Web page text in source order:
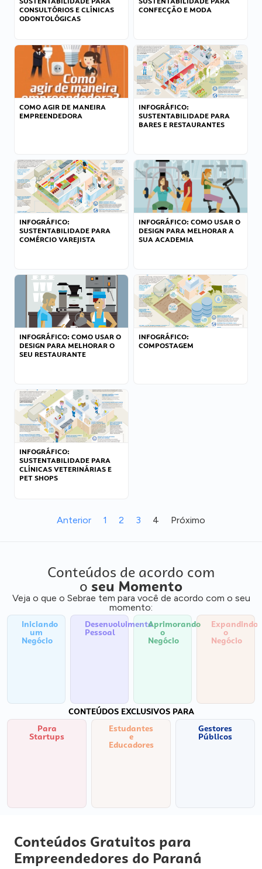
CONSULTÓRIOS E CLÍNICAS
ODONTOLÓGICAS
CONFECÇÃO E MODA
COMO AGIR DE MANEIRA
EMPREENDEDORA
INFOGRÁFICO:
SUSTENTABILIDADE PARA
BARES E RESTAURANTES
INFOGRÁFICO:
SUSTENTABILIDADE PARA
COMÉRCIO VAREJISTA
INFOGRÁFICO: COMO USAR O
DESIGN PARA MELHORAR A
SUA ACADEMIA
INFOGRÁFICO: COMO USAR O
DESIGN PARA MELHORAR O
SEU RESTAURANTE
INFOGRÁFICO:
COMPOSTAGEM
INFOGRÁFICO:
SUSTENTABILIDADE PARA
CLÍNICAS VETERINÁRIAS E
PET SHOPS
Anterior 1 2 3 4 Próximo
Conteúdos de acordo com
o seu Momento
Veja o que o Sebrae tem para você de acordo com o seu
momento:
Iniciando
um
Negócio
Desenvolvimento
Pessoal
Aprimorando
o
Negócio
Expandindo
o
Negócio
CONTEÚDOS EXCLUSIVOS PARA
Para
Startups
Estudantes
e
Educadores
Gestores
Públicos
Conteúdos Gratuitos para
Empreendedores do Paraná